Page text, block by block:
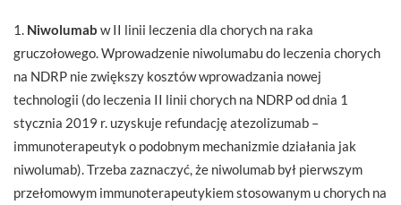
1. Niwolumab w II linii leczenia dla chorych na raka
gruczołowego. Wprowadzenie niwolumabu do leczenia chorych
na NDRP nie zwiększy kosztów wprowadzania nowej
technologii (do leczenia II linii chorych na NDRP od dnia 1
stycznia 2019 r. uzyskuje refundację atezolizumab –
immunoterapeutyk o podobnym mechanizmie działania jak
niwolumab). Trzeba zaznaczyć, że niwolumab był pierwszym
przełomowym immunoterapeutykiem stosowanym u chorych na